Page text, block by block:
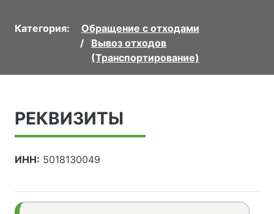
Категория:
Обращение с отходами
Вывоз отходов
(Транспортирование)
РЕКВИЗИТЫ
ИНН: 5018130049